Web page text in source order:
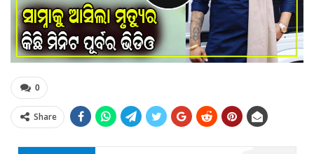
0
Share